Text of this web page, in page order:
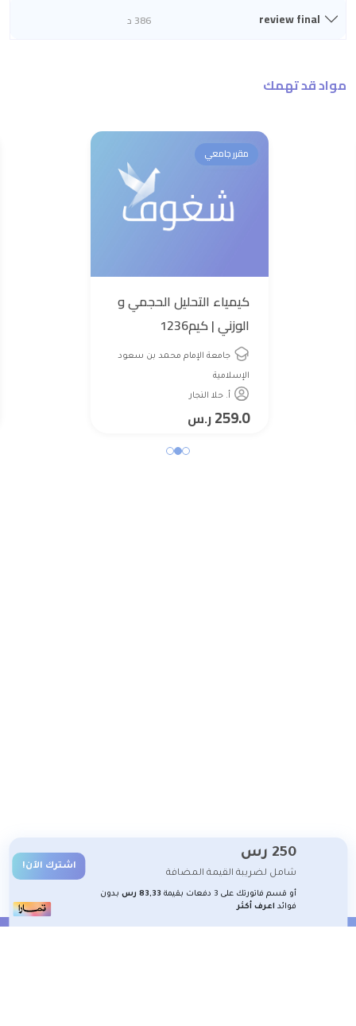
review final 386 د
مواد قد تهمك
مقرر جامعي
كيمياء التحليل الحجمي و
الوزني | كيم1236
جامعة الإمام محمد بن سعود
الإسلامية
أ. حلا النجار
259.0ر.س
250 رس
شامل لضريبة القيمة المضافة
اشترك الآن!
أو قسم فاتورتك على 3 دفعات بقيمة 83,33 رس
بدون
فوائد اعرف أكثر